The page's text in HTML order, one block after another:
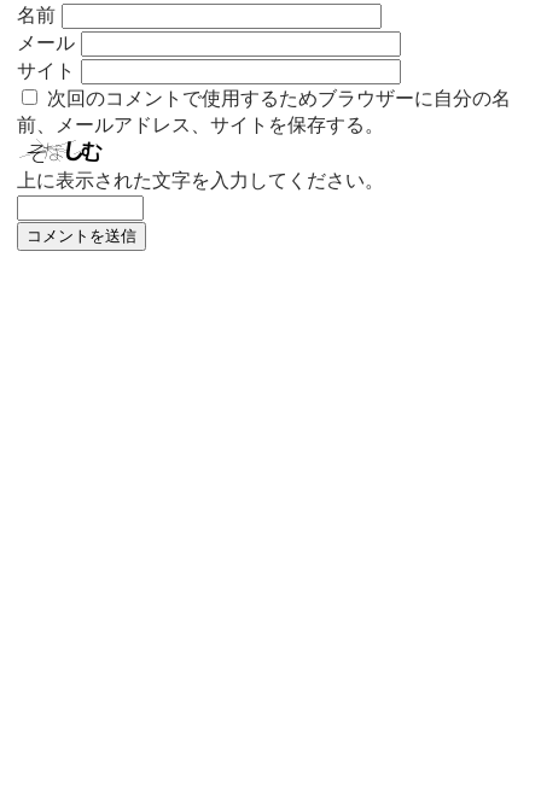
名前
メール
サイト
次回のコメントで使用するためブラウザーに自分の名
前、メールアドレス、サイトを保存する。
上に表示された文字を入力してください。